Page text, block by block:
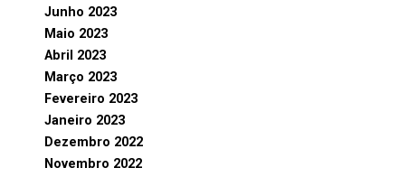
Junho 2023
Maio 2023
Abril 2023
Março 2023
Fevereiro 2023
Janeiro 2023
Dezembro 2022
Novembro 2022